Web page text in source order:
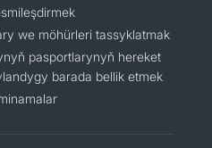
we möhürleri tassyklatmak
pasportlarynyň hereket
barada bellik etmek